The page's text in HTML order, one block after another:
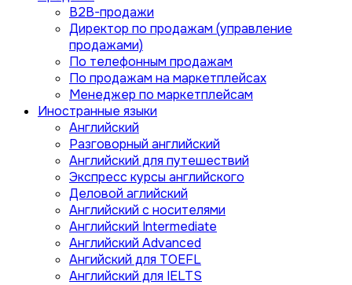
B2B-продажи
Директор по продажам (управление
продажами)
По телефонным продажам
По продажам на маркетплейсах
Менеджер по маркетплейсам
Иностранные языки
Английский
Разговорный английский
Английский для путешествий
Экспресс курсы английского
Деловой аглийский
Английский с носителями
Английский Intermediate
Английский Advanced
Ангийский для TOEFL
Английский для IELTS